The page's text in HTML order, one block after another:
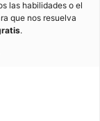
las habilidades o el
que nos resuelva
.